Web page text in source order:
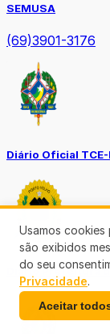
SEMUSA
(69)3901-3176
Diário Oficial TCE-
Diário Prefeitura
Usamos cookies
são exibidos
do seu
Privacidade.
Aceitar